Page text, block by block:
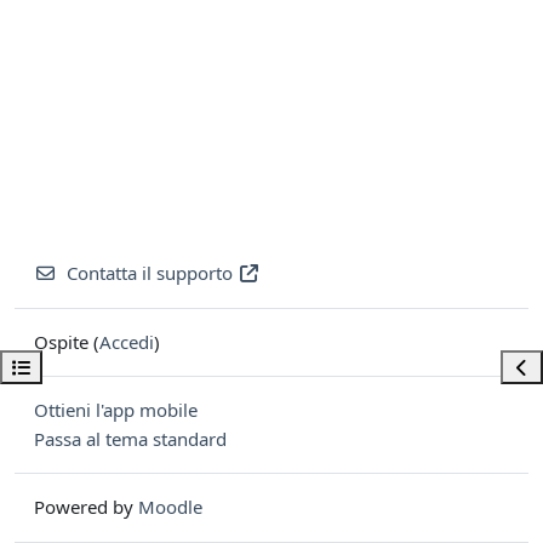
Apri indice del corso
Contatta il supporto
Ospite (Accedi)
Ottieni l'app mobile
Passa al tema standard
Powered by Moodle